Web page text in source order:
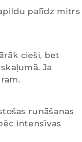
palīdz mitrs
cieši, bet
Ja
runāšanas
intensīvas